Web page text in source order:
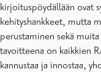
kirjoituspöydällään ovat
kehityshankkeet, mutta
perustaminen sekä
tavoitteena on kaikkien
kannustaa ja innostaa,